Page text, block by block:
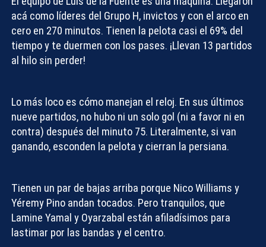
acá como líderes del Grupo H, invictos y con el arco en
cero en 270 minutos. Tienen la pelota casi el 69% del
tiempo y te duermen con los pases. ¡Llevan 13 partidos
al hilo sin perder!
Lo más loco es cómo manejan el reloj. En sus últimos
nueve partidos, no hubo ni un solo gol (ni a favor ni en
contra) después del minuto 75. Literalmente, si van
ganando, esconden la pelota y cierran la persiana.
Tienen un par de bajas arriba porque Nico Williams y
Yéremy Pino andan tocados. Pero tranquilos, que
Lamine Yamal y Oyarzabal están afiladísimos para
lastimar por las bandas y el centro.
Compartir con: